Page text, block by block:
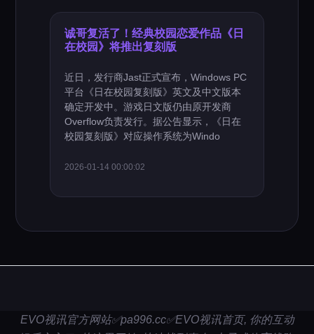
诚哥复活了！经典校园恋爱作品《日
在校园》将推出复刻版
近日，发行商Jast正式宣布，Windows PC
平台《日在校园复刻版》英文及中文版本
确定开发中。游戏日文版仍由原开发商
Overflow负责发行。据公告显示，《日在
校园复刻版》对应操作系统为Windo
2026-01-14 00:00:02
EVO视讯官方网站✅pa996.cc✅EVO视讯首页, 你的互动